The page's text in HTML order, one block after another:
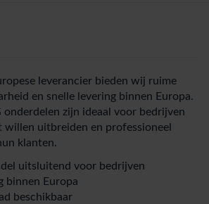
leverancier bieden wij ruime
en snelle levering binnen Europa.
onderdelen zijn ideaal voor bedrijven
willen uitbreiden en professioneel
klanten.
uitsluitend voor bedrijven
binnen Europa
beschikbaar